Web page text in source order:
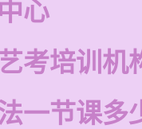
心
考培训机
一节课多